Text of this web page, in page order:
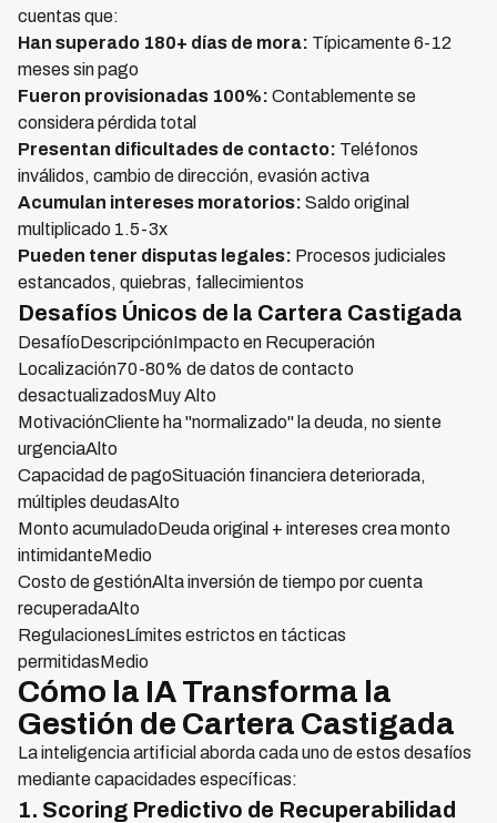
cuentas que:
Han superado 180+ días de mora: Típicamente 6-12
meses sin pago
Fueron provisionadas 100%: Contablemente se
considera pérdida total
Presentan dificultades de contacto: Teléfonos
inválidos, cambio de dirección, evasión activa
Acumulan intereses moratorios: Saldo original
multiplicado 1.5-3x
Pueden tener disputas legales: Procesos judiciales
estancados, quiebras, fallecimientos
Desafíos Únicos de la Cartera Castigada
DesafíoDescripciónImpacto en Recuperación
Localización70-80% de datos de contacto
desactualizadosMuy Alto
MotivaciónCliente ha "normalizado" la deuda, no siente
urgenciaAlto
Capacidad de pagoSituación financiera deteriorada,
múltiples deudasAlto
Monto acumuladoDeuda original + intereses crea monto
intimidanteMedio
Costo de gestiónAlta inversión de tiempo por cuenta
recuperadaAlto
RegulacionesLímites estrictos en tácticas
permitidasMedio
Cómo la IA Transforma la
Gestión de Cartera Castigada
La inteligencia artificial aborda cada uno de estos desafíos
mediante capacidades específicas:
1. Scoring Predictivo de Recuperabilidad